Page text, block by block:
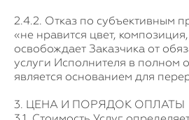
2.4.2. Отказ по субъективным
«не нравится цвет,
освобождает Заказчика от
услуги Исполнителя в полном
является основанием для
3. ЦЕНА И ПОРЯДОК ОПЛАТЫ